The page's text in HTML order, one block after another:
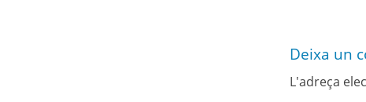
Deixa un
L'adreça